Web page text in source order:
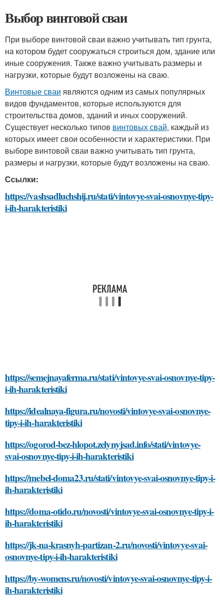
Выбор винтовой сваи
При выборе винтовой сваи важно учитывать тип грунта,
на котором будет сооружаться строиться дом, здание или
иные сооружения. Также важно учитывать размеры и
нагрузки, которые будут возложены на сваю.
Винтовые сваи являются одним из самых популярных
видов фундаментов, которые используются для
строительства домов, зданий и иных сооружений.
Существует несколько типов винтовых свай, каждый из
которых имеет свои особенности и характеристики. При
выборе винтовой сваи важно учитывать тип грунта,
размеры и нагрузки, которые будут возложены на сваю.
Ссылки:
https://vashsadluchshij.ru/stati/vintovye-svai-osnovnye-tipy-
i-ih-harakteristiki
https://semejnayaferma.ru/stati/vintovye-svai-osnovnye-tipy-
i-ih-harakteristiki
https://idealnaya-figura.ru/novosti/vintovye-svai-osnovnye-
tipy-i-ih-harakteristiki
https://ogorod-bez-hlopot.zelynyjsad.info/stati/vintovye-
svai-osnovnye-tipy-i-ih-harakteristiki
https://mebel-doma23.ru/stati/vintovye-svai-osnovnye-tipy-i-
ih-harakteristiki
https://doma-otido.ru/novosti/vintovye-svai-osnovnye-tipy-i-
ih-harakteristiki
https://jk-na-krasnyh-partizan-2.ru/novosti/vintovye-svai-
osnovnye-tipy-i-ih-harakteristiki
https://by-womens.ru/novosti/vintovye-svai-osnovnye-tipy-i-
ih-harakteristiki